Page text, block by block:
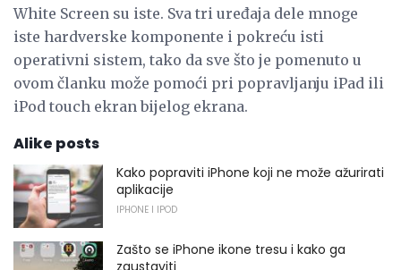
White Screen su iste. Sva tri uređaja dele mnoge
iste hardverske komponente i pokreću isti
operativni sistem, tako da sve što je pomenuto u
ovom članku može pomoći pri popravljanju iPad ili
iPod touch ekran bijelog ekrana.
Alike posts
Kako popraviti iPhone koji ne može ažurirati
aplikacije
IPHONE I IPOD
Zašto se iPhone ikone tresu i kako ga